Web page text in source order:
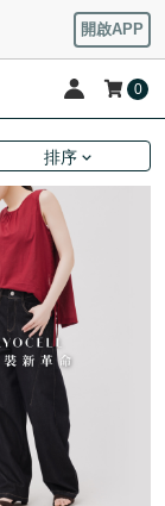
開啟APP
0
排序